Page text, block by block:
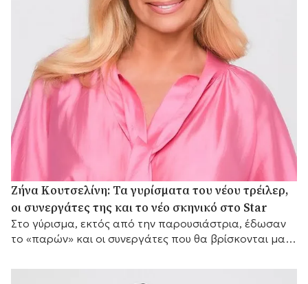
Ζήνα Κουτσελίνη: Τα γυρίσματα του νέου τρέιλερ,
οι συνεργάτες της και το νέο σκηνικό στο Star
Στο γύρισμα, εκτός από την παρουσιάστρια, έδωσαν
το «παρών» και οι συνεργάτες που θα βρίσκονται μαζί